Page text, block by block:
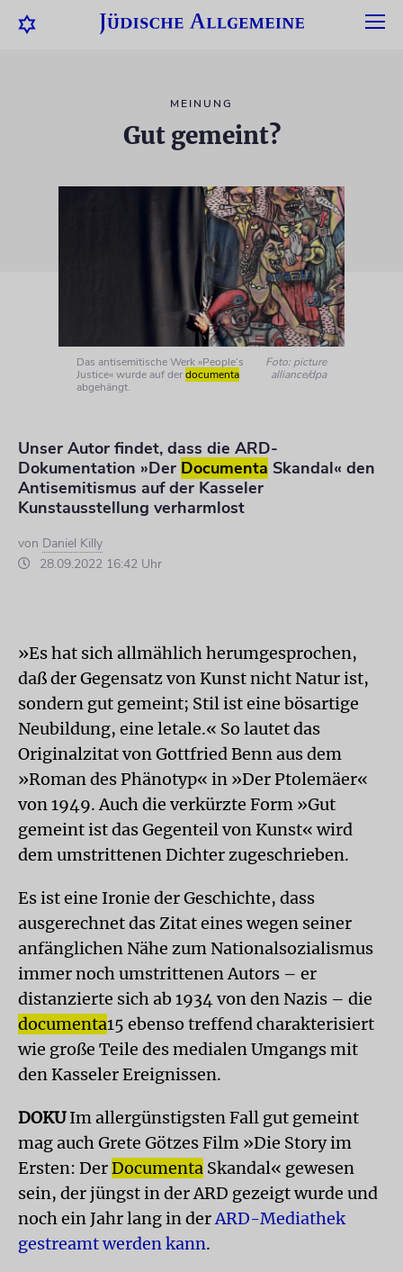
MEINUNG
Gut gemeint?
Das antisemitische Werk »People’s
Justice« wurde auf derdocumenta
abgehängt.
Foto: picture
alliance/dpa
Unser Autor findet, dass die ARD-
Dokumentation »Der Documenta Skandal« den
Antisemitismus auf der Kasseler
Kunstausstellung verharmlost
von Daniel Killy
28.09.2022 16:42 Uhr
»Es hat sich allmählich herumgesprochen,
daß der Gegensatz von Kunst nicht Natur ist,
sondern gut gemeint; Stil ist eine bösartige
Neubildung, eine letale.« So lautet das
Originalzitat von Gottfried Benn aus dem
»Roman des Phänotyp« in »Der Ptolemäer«
von 1949. Auch die verkürzte Form »Gut
gemeint ist das Gegenteil von Kunst« wird
dem umstrittenen Dichter zugeschrieben.
Es ist eine Ironie der Geschichte, dass
ausgerechnet das Zitat eines wegen seiner
anfänglichen Nähe zum Nationalsozialismus
immer noch umstrittenen Autors – er
distanzierte sich ab 1934 von den Nazis – die
documenta15 ebenso treffend charakterisiert
wie große Teile des medialen Umgangs mit
den Kasseler Ereignissen.
DOKUIm allergünstigsten Fall gut gemeint
mag auch Grete Götzes Film »Die Story im
Ersten: DerDocumenta Skandal« gewesen
sein, der jüngst in der ARD gezeigt wurde und
noch ein Jahr lang in derARD-Mediathek
gestreamt werden kann.